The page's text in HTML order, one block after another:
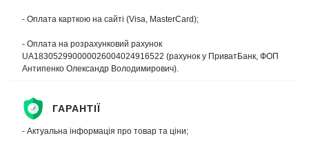
- Оплата карткою на сайті (Visa, MasterCard);
- Оплата на розрахунковий рахунок
UA183052990000026004024916522 (рахунок у ПриватБанк, ФОП
Антипенко Олександр Володимирович).
ГАРАНТІЇ
- Актуальна інформація про товар та ціни;